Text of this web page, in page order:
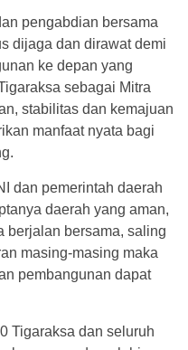
pengabdian bersama
dijaga dan dirawat demi
ke depan yang
sebagai Mitra
stabilitas dan kemajuan
manfaat nyata bagi
dan pemerintah daerah
daerah yang aman,
berjalan bersama, saling
masing-masing maka
pembangunan dapat
Tigaraksa dan seluruh